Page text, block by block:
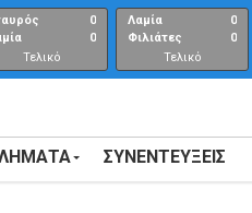
0
0
Τελικό
αποτέλεσμα
Λαμία
Φιλιάτες
0
0
Τελικό
Αποτέλεσμα
ΣΥΝΕΝΤΕΎΞΕΙΣ